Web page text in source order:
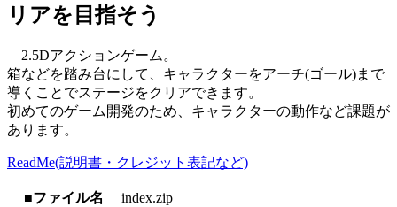
リアを目指そう
2.5Dアクションゲーム。
箱などを踏み台にして、キャラクターをアーチ(ゴール)まで
導くことでステージをクリアできます。
初めてのゲーム開発のため、キャラクターの動作など課題が
あります。
ReadMe(説明書・クレジット表記など)
■ファイル名
index.zip